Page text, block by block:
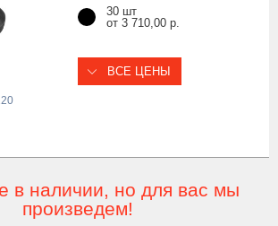
30 шт
от 3 710,00 р.
ВСЕ ЦЕНЫ
в наличии, но для вас мы
произведем!